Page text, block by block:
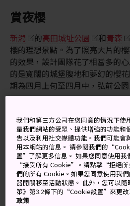
賞夜櫻
新潟 的高田城址公園 和青森
櫻的理想景點。為了照亮大片的
的效果，設計團隊花了相當多的
的是寬闊的城堡腹地和夢幻的櫻
期為四月上旬至四月中，弘前公
我們和第三方公司在您同意的情況下使
量我們網站的受眾、提供增強的功能和
告以及利用社交媒體功能。我們可能會
用本網站的信息。 請參閱我們的
置”了解更多信息。 如果您同意使用
“接受所有 Cookie”。請點擊“拒絕
們的所有 Cookie。如果您同意使用我
器開關移至活動狀態。 此外，您可以
策》第3.2條下的“Cookie設置”來更改
政策